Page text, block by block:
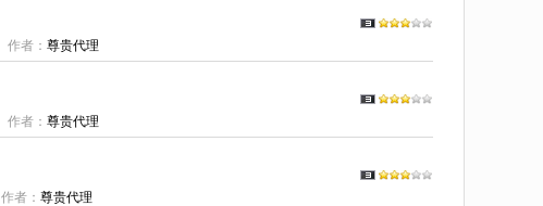
作者： 尊贵代理
作者： 尊贵代理
作者： 尊贵代理